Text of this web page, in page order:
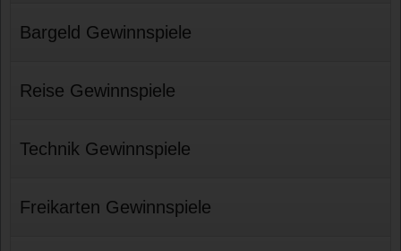
Bargeld Gewinnspiele
Reise Gewinnspiele
Technik Gewinnspiele
Freikarten Gewinnspiele